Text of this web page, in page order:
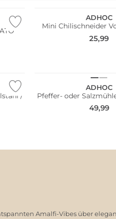
ADHOC
Mini Chilischneider
25,99
/
ADHOC
Pfeffer- oder
49,99
Amalfi-Vibes über